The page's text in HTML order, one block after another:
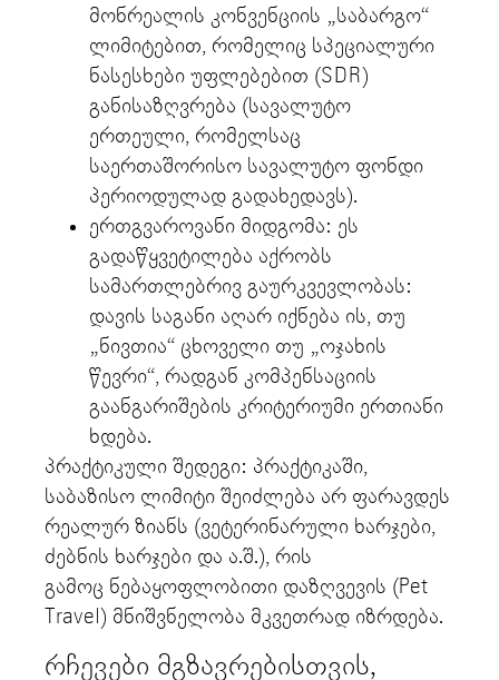
მონრეალის კონვენციის „საბარგო“
ლიმიტებით, რომელიც სპეციალური
ნასესხები უფლებებით (SDR)
განისაზღვრება (სავალუტო
ერთეული, რომელსაც
საერთაშორისო სავალუტო ფონდი
პერიოდულად გადახედავს).
ერთგვაროვანი მიდგომა: ეს
გადაწყვეტილება აქრობს
სამართლებრივ გაურკვევლობას:
დავის საგანი აღარ იქნება ის, თუ
„ნივთია“ ცხოველი თუ „ოჯახის
წევრი“, რადგან კომპენსაციის
გაანგარიშების კრიტერიუმი ერთიანი
ხდება.
პრაქტიკული შედეგი: პრაქტიკაში,
საბაზისო ლიმიტი შეიძლება არ ფარავდეს
რეალურ ზიანს (ვეტერინარული ხარჯები,
ძებნის ხარჯები და ა.შ.), რის
გამოც ნებაყოფლობითი დაზღვევის (Pet
Travel) მნიშვნელობა მკვეთრად იზრდება.
რჩევები მგზავრებისთვის,